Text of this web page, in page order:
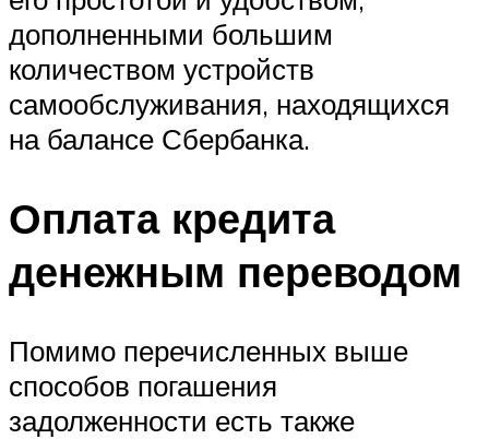
дополненными большим
количеством устройств
самообслуживания, находящихся
на балансе Сбербанка.
Оплата кредита
денежным переводом
Помимо перечисленных выше
способов погашения
задолженности есть также